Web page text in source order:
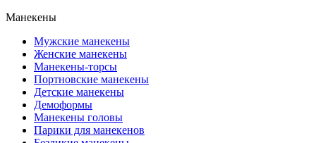
Манекены
Мужские манекены
Женские манекены
Манекены-торсы
Портновские манекены
Детские манекены
Демоформы
Манекены головы
Парики для манекенов